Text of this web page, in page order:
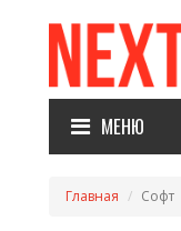
МЕНЮ
Главная Софт